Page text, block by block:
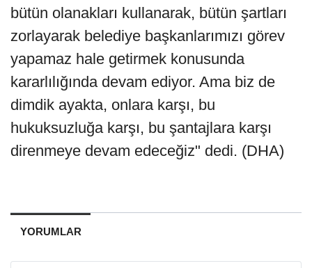
bütün olanakları kullanarak, bütün şartları
zorlayarak belediye başkanlarımızı görev
yapamaz hale getirmek konusunda
kararlılığında devam ediyor. Ama biz de
dimdik ayakta, onlara karşı, bu
hukuksuzluğa karşı, bu şantajlara karşı
direnmeye devam edeceğiz" dedi. (DHA)
YORUMLAR